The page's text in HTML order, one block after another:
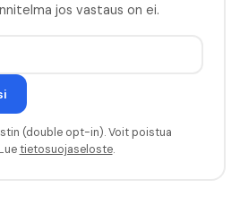
jos vastaus on ei.
(double opt-in). Voit poistua
tietosuojaseloste.